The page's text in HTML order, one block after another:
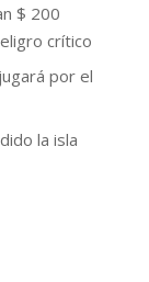
$ 200
crítico
por el
la isla